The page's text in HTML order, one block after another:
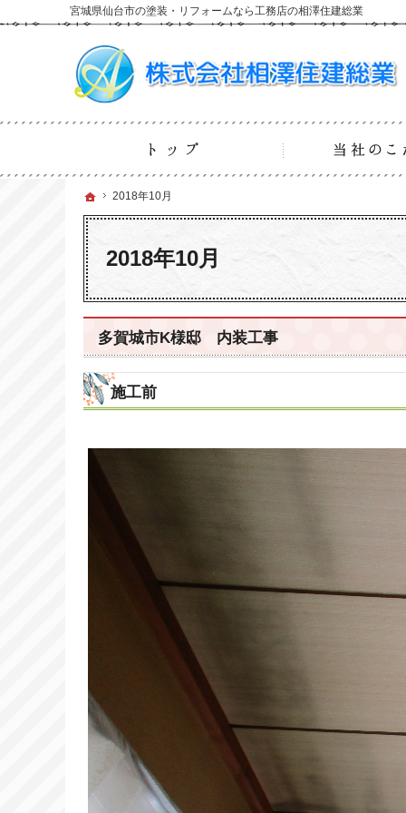
ホーム
2018年10月
2018年10月
宮城県仙台市の塗装・リフォームなら工務店の相澤住建総業
多賀城市K様邸 内装工事
施工前
ホーム
2018年10月